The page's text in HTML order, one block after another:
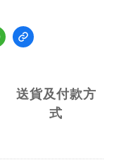
送貨及付款方
式